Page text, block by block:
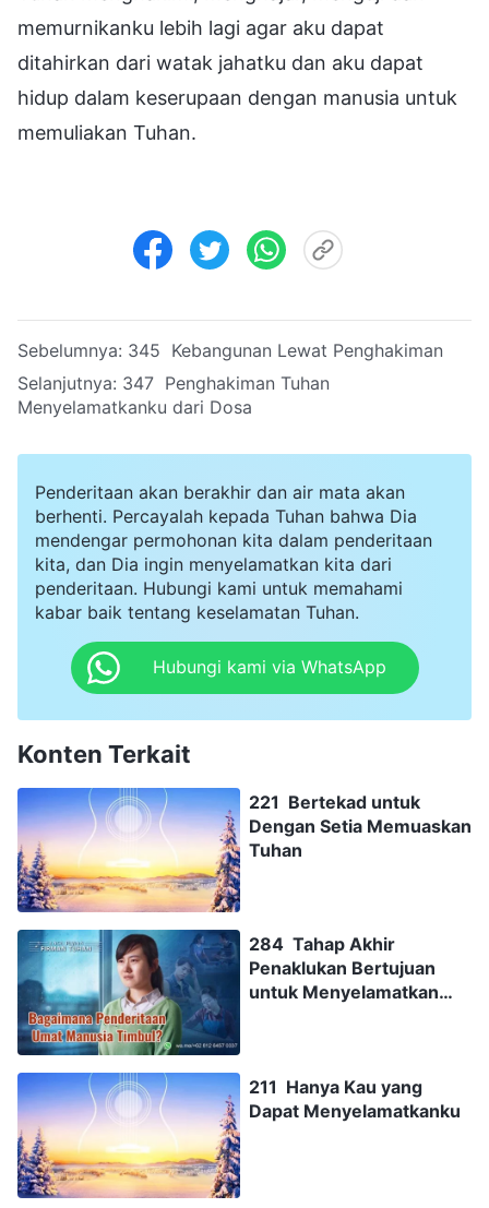
memurnikanku lebih lagi agar aku dapat
ditahirkan dari watak jahatku dan aku dapat
hidup dalam keserupaan dengan manusia untuk
memuliakan Tuhan.
Sebelumnya: 345 Kebangunan Lewat Penghakiman
Selanjutnya: 347 Penghakiman Tuhan
Menyelamatkanku dari Dosa
Penderitaan akan berakhir dan air mata akan
berhenti. Percayalah kepada Tuhan bahwa Dia
mendengar permohonan kita dalam penderitaan
kita, dan Dia ingin menyelamatkan kita dari
penderitaan. Hubungi kami untuk memahami
kabar baik tentang keselamatan Tuhan.
Hubungi kami via WhatsApp
Konten Terkait
221 Bertekad untuk
Dengan Setia Memuaskan
Tuhan
284 Tahap Akhir
Penaklukan Bertujuan
untuk Menyelamatkan
211 Hanya Kau yang
Dapat Menyelamatkanku